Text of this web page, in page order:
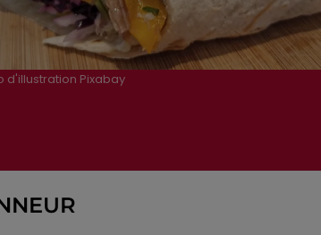
d'illustration Pixabay